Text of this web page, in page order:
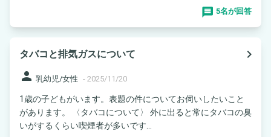
5名が回答
タバコと排気ガスについて
navigate_next
person 乳幼児/女性 - 2025/11/20
1歳の子どもがいます。表題の件についてお伺いしたいこと
があります。 〈タバコについて〉 外に出ると常にタバコの臭
いがするくらい喫煙者が多いです...